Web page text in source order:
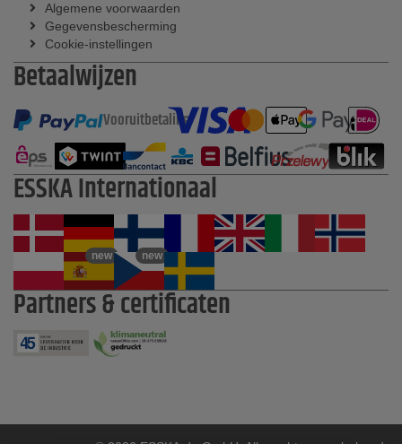
Algemene voorwaarden
Gegevensbescherming
Cookie-instellingen
Betaalwijzen
Vooruitbetaling
ESSKA Internationaal
new new
Partners & certificaten